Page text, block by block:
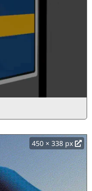
450 × 338 px